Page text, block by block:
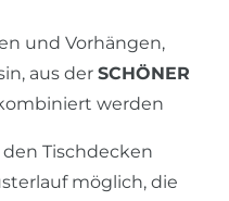
und Vorhängen,
aus der SCHÖNER
werden
Tischdecken
möglich, die